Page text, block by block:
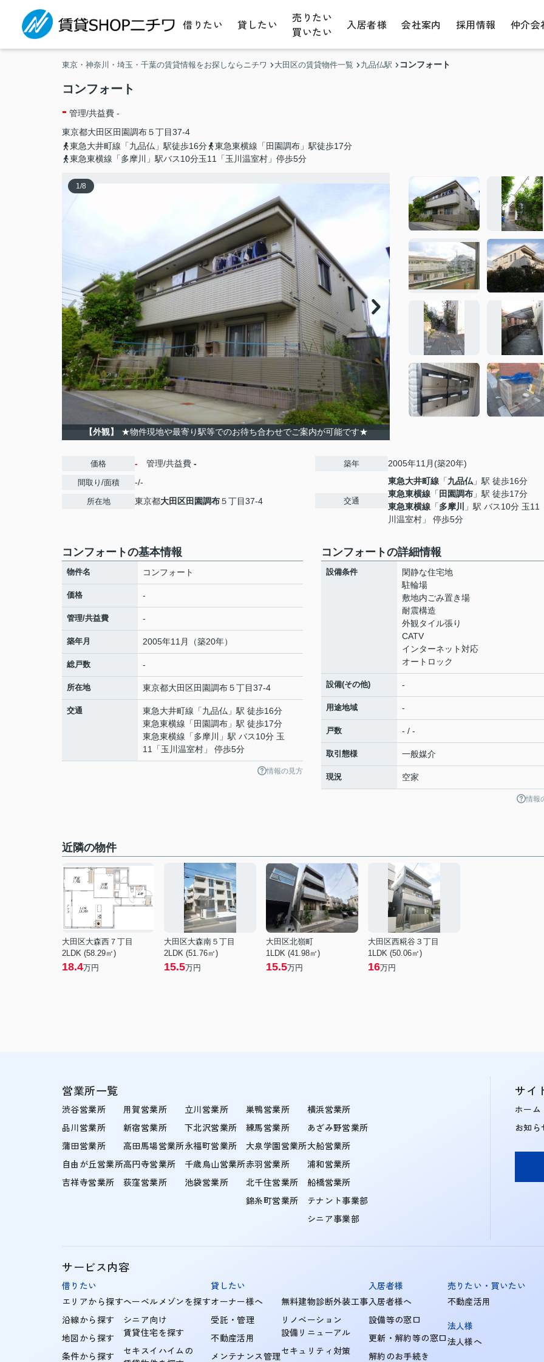
借りたい 貸したい
売りたい
買いたい
入居者様 会社案内 採用情報 仲介会
東京・神奈川・埼玉・千葉の賃貸情報をお探しならニチワ 大田区の賃貸物件一覧 九品仏駅 コンフォート
コンフォート
- 管理/共益費 -
東京都大田区田園調布５丁目37-4
東急大井町線「九品仏」駅徒歩16分
東急東横線「田園調布」駅徒歩17分
東急東横線「多摩川」駅バス10分玉11「玉川温室村」停歩5分
1/8
【外観】 ★物件現地や最寄り駅等でのお待ち合わせでご案内が可能です★
価格 - 管理/共益費 -
間取り/面積 -/-
所在地 東京都大田区田園調布５丁目37-4
築年 2005年11月(築20年)
交通
東急大井町線 「九品仏 」駅 徒歩16分
東急東横線 「 田園調布 」駅 徒歩17分
東急東横線 「多摩川
」駅 バス10分 玉11
川温室村」 停歩5分
コンフォートの基本情報
物件名 コンフォート
価格 -
管理/共益費 -
築年月 2005年11月（築20年）
総戸数 -
所在地 東京都大田区田園調布５丁目37-4
交通 東急大井町線 「九品仏 」駅 徒歩16分
東急東横線 「 田園調布 」駅 徒歩17分
東急東横線 「多摩川
」駅 バス10分 玉
11「玉川温室村」 停歩5分
情報の見方
コンフォートの詳細情報
設備条件
閑静な住宅地
駐輪場
敷地内ごみ置き場
耐震構造
外観タイル張り
CATV
インターネット対応
オートロック
設備(その他) -
用途地域 -
戸数 - / -
取引態様 一般媒介
現況 空家
情報
近隣の物件
大田区大森西７丁目
2LDK (58.29㎡)
18.4万円
大田区大森南５丁目
2LDK (51.76㎡)
15.5万円
大田区北嶺町
1LDK (41.98㎡)
15.5万円
大田区西糀谷３丁目
1LDK (50.06㎡)
16万円
営業所一覧
渋谷営業所
品川営業所
蒲田営業所
自由が丘営業所
吉祥寺営業所
用賀営業所
新宿営業所
高田馬場営業所
高円寺営業所
荻窪営業所
立川営業所
下北沢営業所
永福町営業所
千歳烏山営業所
池袋営業所
巣鴨営業所
練馬営業所
大泉学園営業所
赤羽営業所
北千住営業所
錦糸町営業所
横浜営業所
あざみ野営業所
大船営業所
浦和営業所
船橋営業所
テナント事業部
シニア事業部
サイ
ホーム
お知ら
サービス内容
借りたい
エリアから探す
沿線から探す
地図から探す
条件から探す
ヘーベルメゾンを探す
シニア向け
賃貸住宅を探す
セキスイハイムの
貸したい
オーナー様へ
受託・管理
不動産活用
メンテナンス管理
無料建物診断外装工事
リノベーション
設備リニューアル
セキュリティ対策
入居者様
入居者様へ
設備等の窓口
更新・解約等の窓口
解約のお手続き
売りたい・買いたい
不動産活用
法人様
法人様へ